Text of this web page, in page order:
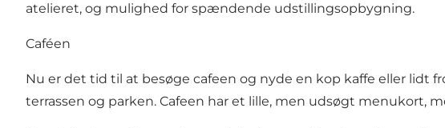
atelieret, og mulighed for spændende udstillingsopbygning.
Caféen
Nu er det tid til at besøge cafeen og nyde en kop kaffe eller lidt
terrassen og parken. Cafeen har et lille, men udsøgt menukort,